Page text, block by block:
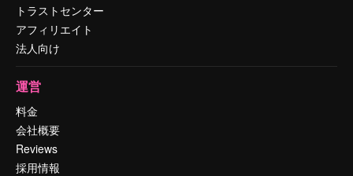
トラストセンター
アフィリエイト
法人向け
運営
料金
会社概要
Reviews
採用情報